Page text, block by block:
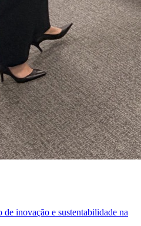
inovação e sustentabilidade na